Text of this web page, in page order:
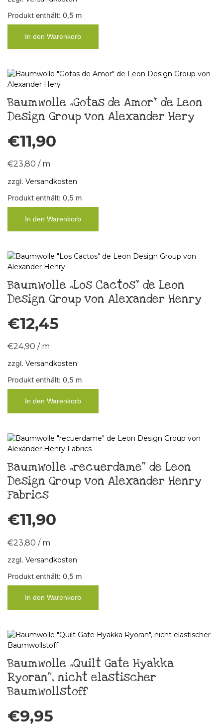
Produkt enthält: 0,5 m
In den Warenkorb
Baumwolle „Gotas de Amor“ de Leon
Design Group von Alexander Hery
€11,90
€23,80 / m
zzgl. Versandkosten
Produkt enthält: 0,5 m
In den Warenkorb
Baumwolle „Los Cactos“ de Leon
Design Group von Alexander Henry
€12,45
€24,90 / m
zzgl. Versandkosten
Produkt enthält: 0,5 m
In den Warenkorb
Baumwolle „recuerdame“ de Leon
Design Group von Alexander Henry
Fabrics
€11,90
€23,80 / m
zzgl. Versandkosten
Produkt enthält: 0,5 m
In den Warenkorb
Baumwolle „Quilt Gate Hyakka
Ryoran“, nicht elastischer
Baumwollstoff
€9,95